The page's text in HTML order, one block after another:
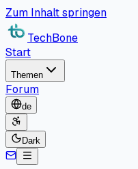
Zum Inhalt springen
TechBone
Start
Themen
Forum
de
Dark